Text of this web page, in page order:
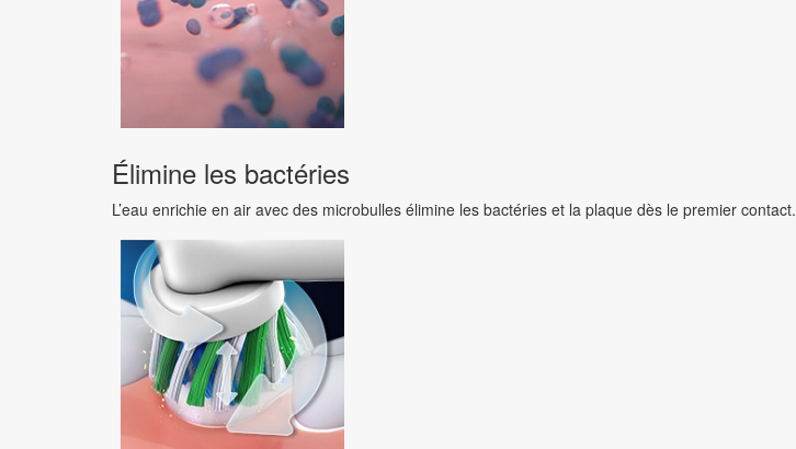
Élimine les bactéries
L’eau enrichie en air avec des microbulles élimine les bactéries et la plaque dès le premier contact.